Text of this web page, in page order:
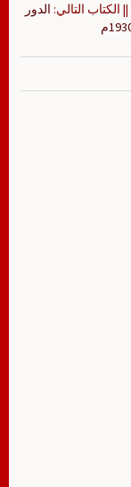
|| الكتاب التالي: الدور